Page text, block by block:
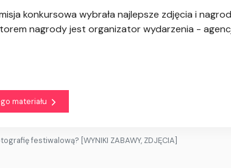
konkursowa wybrała najlepsze zdjęcia i
nagrody jest organizator wydarzenia -
materiału
festiwalową? [WYNIKI ZABAWY, ZDJĘCIA]